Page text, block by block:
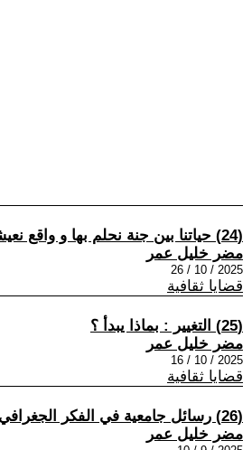
(24) حياتنا بين جنة نحلم بها و واقع نعيشه
مضر خليل عمر
2025 / 10 / 26
قضايا ثقافية
(25) التغيير : بماذا يبدأ ؟
مضر خليل عمر
2025 / 10 / 16
قضايا ثقافية
(26) رسائل جامعية في الفكر الجغرافي
مضر خليل عمر